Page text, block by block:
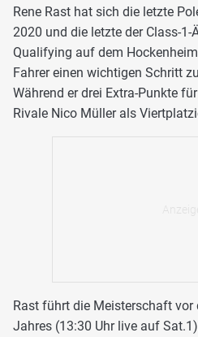
Rene Rast hat sich die letzte
2020 und die letzte der Class-
Qualifying auf dem
Fahrer einen wichtigen Schritt
Während er drei Extra-Punkte
Rivale Nico Müller als
Rast führt die Meisterschaft vor
Jahres (13:30 Uhr live auf